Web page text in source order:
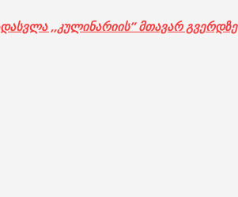
,,კულინარიის” მთავარ გვერდზე